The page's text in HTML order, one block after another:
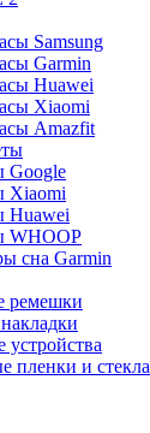
Samsung
Garmin
Huawei
Xiaomi
Amazfit
Google
Xiaomi
Huawei
WHOOP
сна Garmin
ремешки
устройства
пленки и стекла